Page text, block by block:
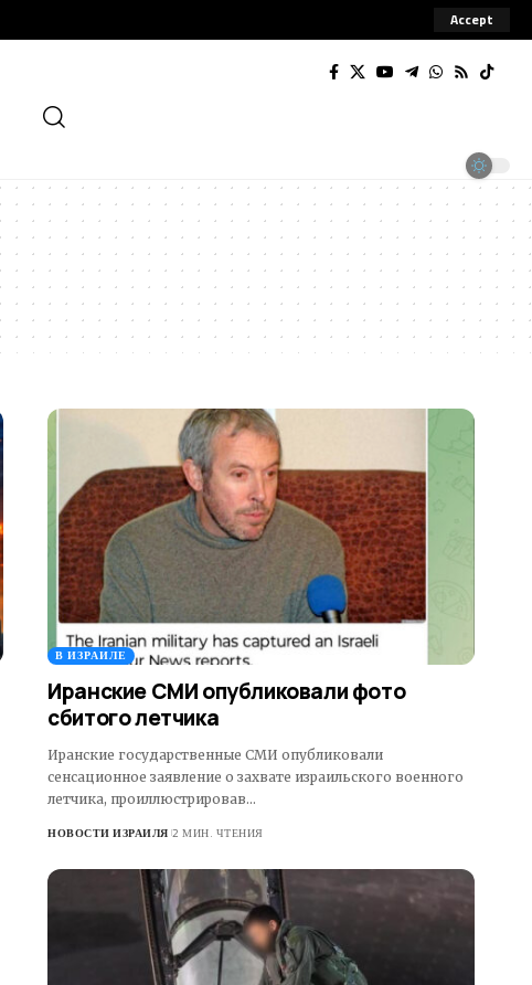
Accept
В ИЗРАИЛЕ
Иранские СМИ опубликовали фото
сбитого летчика
Иранские государственные СМИ опубликовали
сенсационное заявление о захвате израильского военного
летчика, проиллюстрировав…
НОВОСТИ ИЗРАИЛЯ 2 МИН. ЧТЕНИЯ